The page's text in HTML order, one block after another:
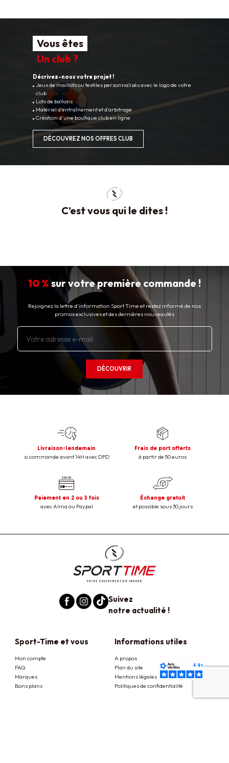
Vous êtes
Un club ?
Décrivez-nous votre projet !
Jeux de maillots ou textiles personnalisés avec le logo de votre
club
Lots de ballons
Matériel d’entraînement et d’arbitrage
Création d’une boutique club en ligne
DÉCOUVREZ NOS OFFRES CLUB
C’est vous qui le dites !
10 % sur votre première commande !
Rejoignez la lettre d’information Sport Time et restez informé de nos
promos exclusives et des dernières nouveautés
DÉCOUVRIR
Livraison-lendemain
si commande avant 14H avec DPD
Frais de port offerts
à partir de 50 euros
Paiement en 2 ou 3 fois
avec Alma ou Paypal
Échange gratuit
et possible sous 30 jours
Suivez
notre actualité !
Sport-Time et vous
Mon compte
FAQ
Marques
Bons plans
Informations utiles
A propos
Plan du site
Mentions légales
Politiques de confidentialité